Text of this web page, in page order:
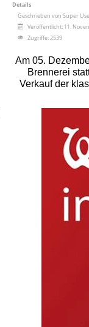
Details
Geschrieben von Super
Veröffentlicht: 11.
Zugriffe: 2539
Am 05.
Brennerei
Verkauf der